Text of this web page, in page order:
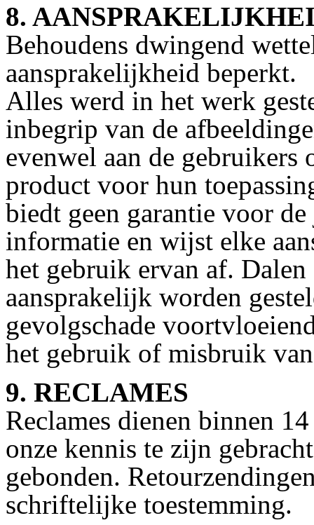
8.
Behoudens dwingend
aansprakelijkheid beperkt.
Alles werd in het werk
inbegrip van de
evenwel aan de
product voor hun
biedt geen garantie voor
informatie en wijst elke
het gebruik ervan af.
aansprakelijk worden
gevolgschade
het gebruik of misbruik
9. RECLAMES
Reclames dienen binnen
onze kennis te zijn
gebonden.
schriftelijke toestemming.